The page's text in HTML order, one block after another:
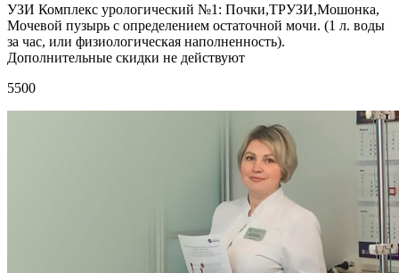
УЗИ Комплекс урологический №1: Почки,ТРУЗИ,Мошонка,
Мочевой пузырь с определением остаточной мочи. (1 л. воды
за час, или физиологическая наполненность).
Дополнительные скидки не действуют
5500